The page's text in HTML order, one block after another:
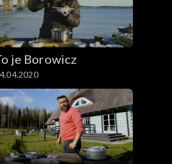
je Borowicz